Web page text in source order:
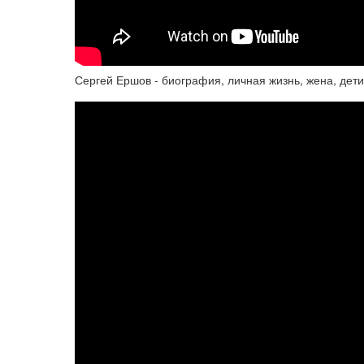
Сергей Ершов - биография, личная жизнь, жена,